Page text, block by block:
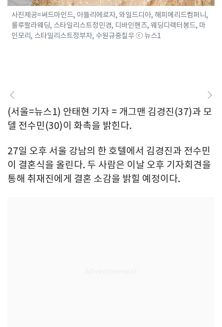
사진제공=써드마인드, 아뜰리에로자, 와일드디아, 해피메리드컴퍼니,
룰루랄라웨딩, 스타일리스트정민경, 디바인핸즈, 웨딩디렉터봉드, 마
인모리, 스타일리스트정부자, 수원규중칠우 ⓒ 뉴스1
(서울=뉴스1) 안태현 기자 = 개그맨 김경진(37)과 모
델 전수민(30)이 화촉을 밝힌다.
27일 오후 서울 강남의 한 호텔에서 김경진과 전수민
이 결혼식을 올린다. 두 사람은 이날 오후 기자회견을
통해 취재진에게 결혼 소감을 밝힐 예정이다.